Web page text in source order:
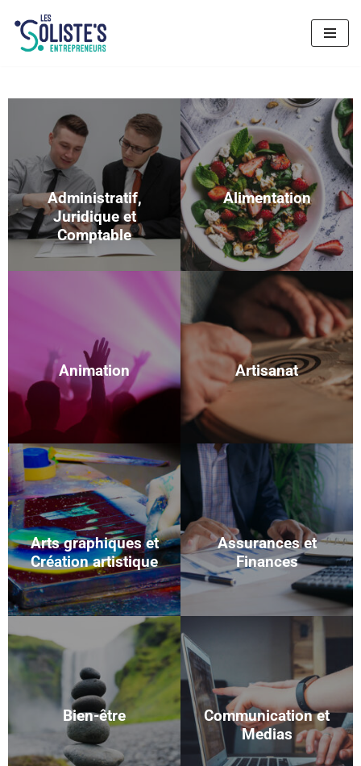
Aller
Administratif,
Juridique et
Comptable
Alimentation
Animation Artisanat
Arts graphiques et
Création artistique
Assurances et
Finances
Bien-être
Communication et
Medias